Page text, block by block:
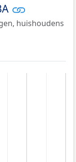
huishoudens